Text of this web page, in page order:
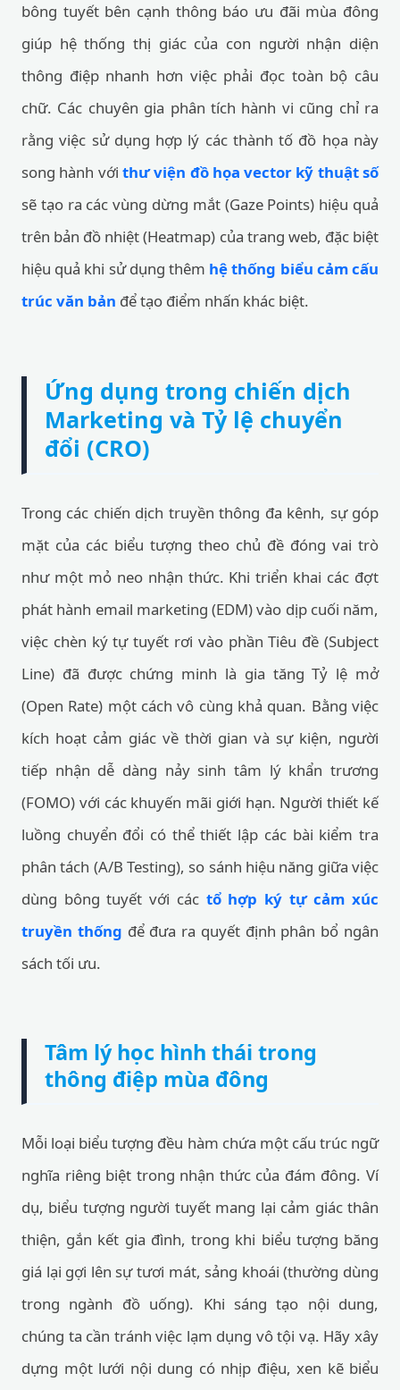
bông tuyết bên cạnh thông báo ưu đãi mùa đông
giúp hệ thống thị giác của con người nhận diện
thông điệp nhanh hơn việc phải đọc toàn bộ câu
chữ. Các chuyên gia phân tích hành vi cũng chỉ ra
rằng việc sử dụng hợp lý các thành tố đồ họa này
song hành với thư viện đồ họa vector kỹ thuật số
sẽ tạo ra các vùng dừng mắt (Gaze Points) hiệu quả
trên bản đồ nhiệt (Heatmap) của trang web, đặc biệt
hiệu quả khi sử dụng thêm hệ thống biểu cảm cấu
trúc văn bản để tạo điểm nhấn khác biệt.
Ứng dụng trong chiến dịch
Marketing và Tỷ lệ chuyển
đổi (CRO)
Trong các chiến dịch truyền thông đa kênh, sự góp
mặt của các biểu tượng theo chủ đề đóng vai trò
như một mỏ neo nhận thức. Khi triển khai các đợt
phát hành email marketing (EDM) vào dịp cuối năm,
việc chèn ký tự tuyết rơi vào phần Tiêu đề (Subject
Line) đã được chứng minh là gia tăng Tỷ lệ mở
(Open Rate) một cách vô cùng khả quan. Bằng việc
kích hoạt cảm giác về thời gian và sự kiện, người
tiếp nhận dễ dàng nảy sinh tâm lý khẩn trương
(FOMO) với các khuyến mãi giới hạn. Người thiết kế
luồng chuyển đổi có thể thiết lập các bài kiểm tra
phân tách (A/B Testing), so sánh hiệu năng giữa việc
dùng bông tuyết với các tổ hợp ký tự cảm xúc
truyền thống để đưa ra quyết định phân bổ ngân
sách tối ưu.
Tâm lý học hình thái trong
thông điệp mùa đông
Mỗi loại biểu tượng đều hàm chứa một cấu trúc ngữ
nghĩa riêng biệt trong nhận thức của đám đông. Ví
dụ, biểu tượng người tuyết mang lại cảm giác thân
thiện, gắn kết gia đình, trong khi biểu tượng băng
giá lại gợi lên sự tươi mát, sảng khoái (thường dùng
trong ngành đồ uống). Khi sáng tạo nội dung,
chúng ta cần tránh việc lạm dụng vô tội vạ. Hãy xây
dựng một lưới nội dung có nhịp điệu, xen kẽ biểu